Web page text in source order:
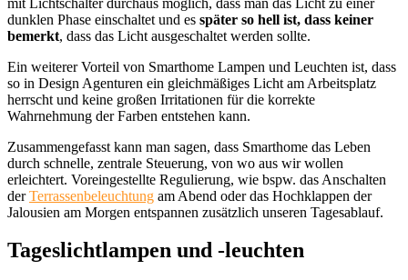
dunklen Phase einschaltet und es später so hell ist, dass keiner
bemerkt, dass das Licht ausgeschaltet werden sollte.
Ein weiterer Vorteil von Smarthome Lampen und Leuchten ist, dass
so in Design Agenturen ein gleichmäßiges Licht am Arbeitsplatz
herrscht und keine großen Irritationen für die korrekte
Wahrnehmung der Farben entstehen kann.
Zusammengefasst kann man sagen, dass Smarthome das Leben
durch schnelle, zentrale Steuerung, von wo aus wir wollen
erleichtert. Voreingestellte Regulierung, wie bspw. das Anschalten
derTerrassenbeleuchtung am Abend oder das Hochklappen der
Jalousien am Morgen entspannen zusätzlich unseren Tagesablauf.
Tageslichtlampen und -leuchten